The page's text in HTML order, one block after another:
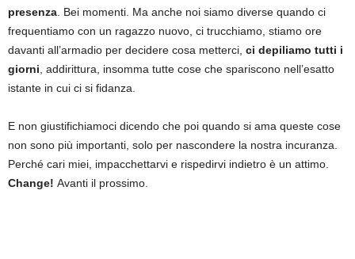
presenza . Bei momenti. Ma anche noi siamo diverse quando ci
frequentiamo con un ragazzo nuovo, ci trucchiamo, stiamo ore
davanti all’armadio per decidere cosa metterci, ci depiliamo tutti i
giorni , addirittura, insomma tutte cose che spariscono nell’esatto
istante in cui ci si fidanza.
E non giustifichiamoci dicendo che poi quando si ama queste cose
non sono più importanti, solo per nascondere la nostra incuranza.
Perché cari miei, impacchettarvi e rispedirvi indietro è un attimo.
Change! Avanti il prossimo.